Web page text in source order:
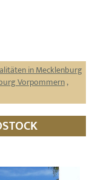
in Mecklenburg
Vorpommern,